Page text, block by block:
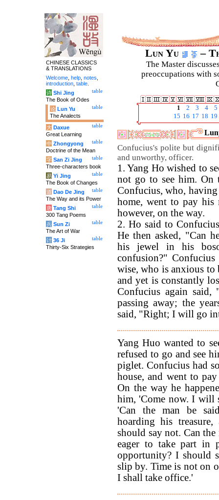
Lun Yu –
The Master
preoccupations with
1 2 3 4
5
15 16 17 18 19
Confucius's polite but
and unworthy, officer.
1. Yang Ho wished to
not go to see him. On
Confucius, who, having
home, went to pay his
however, on the way.
2. Ho said to
He then asked, "Can
his jewel in his
confusion?"
wise, who is anxious to
and yet is constantly
Confucius again said,
passing away; the
said, "Right; I will go
Yang Huo wanted to
refused to go and see
piglet. Confucius had
house, and went to
On the way he
him, 'Come now. I will
'Can the man be
hoarding his
should say not. Can
eager to take part in
opportunity? I should
slip by. Time is not on
I shall take office.'
CHINESE CLASSICS
& TRANSLATIONS
Welcome help notes
introduction table
table
诗 Shi Jing
The Book of Odes
table
论 Lun Yu
The Analects
table
大 Daxue
Great Learning
table
中 Zhongyong
Doctrine of the Mean
table
字 San Zi Jing
Three-characters book
table
易 Yi Jing
The Book of Changes
table
道 Dao De Jing
The Way and its Power
table
唐 Tang Shi
300 Tang Poems
table
兵 Sun Zi
The Art of War
table
计 36 Ji
Thirty-Six Strategies